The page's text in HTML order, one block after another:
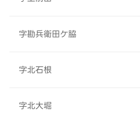
字勘兵衛田ケ脇
字北石根
字北大堀